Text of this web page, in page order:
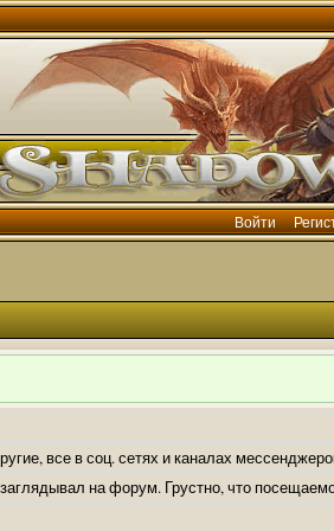
Войти
все в соц. сетях и каналах
на форум. Грустно, что